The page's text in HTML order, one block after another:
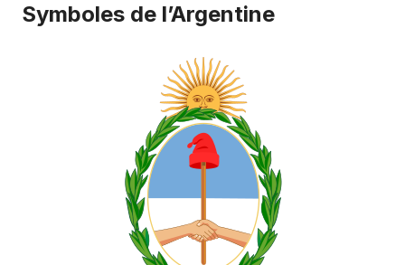
Symboles de l’Argentine